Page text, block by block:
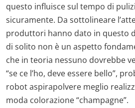
questo influisce sul tempo di
sicuramente. Da sottolineare
produttori hanno dato in questo
di solito non è un aspetto
che in teoria nessuno dovrebbe
“se ce l’ho, deve essere bello”,
robot aspirapolvere meglio
moda colorazione “champagne”.